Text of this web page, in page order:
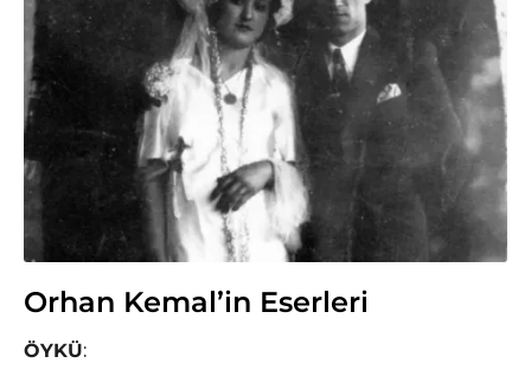
Orhan Kemal’in Eserleri
ÖYKÜ: